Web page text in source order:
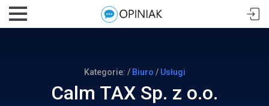
Kategorie: / Biuro / Usługi
Calm TAX Sp. z o.o.